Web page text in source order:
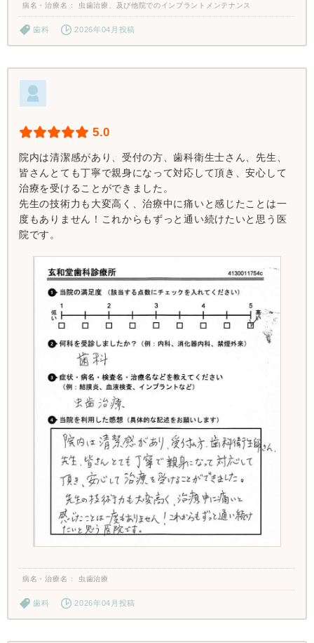
病名・治療名 虫歯治療、及び他院でのインプラントメンテナンス
歯科 2026年04月投稿
5.0
院内は清潔感があり、受付の方、歯科衛生士さん、先生、
皆さんとても丁寧で親身になって対応して頂き、安心して
治療を受けることができました。
先生の技術力も大変高く、治療中に痛いと感じたことは一
度もありません！これからもずっと通い続けたいと思う医
院です。
病名・治療名 虫歯治療
歯科 2026年04月投稿